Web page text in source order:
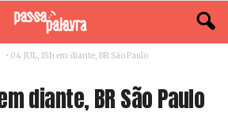
• 04 JUL, 15h em diante, BR São Paulo
diante, BR São Paulo